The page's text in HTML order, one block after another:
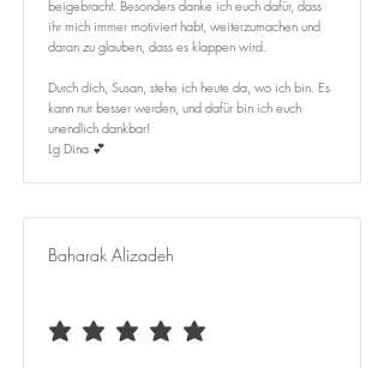
beigebracht. Besonders danke ich euch dafür, dass
ihr mich immer motiviert habt, weiterzumachen und
daran zu glauben, dass es klappen wird.
Durch dich, Susan, stehe ich heute da, wo ich bin. Es
kann nur besser werden, und dafür bin ich euch
unendlich dankbar!
Lg Dina 💕
Baharak Alizadeh
average rating is 5 out of 5